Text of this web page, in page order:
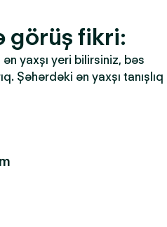
görüş fikri:
ən yaxşı yeri bilirsiniz, bəs
Şəhərdəki ən yaxşı tanışlıq